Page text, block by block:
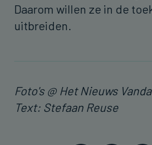
Daarom willen ze in de
uitbreiden.
Foto's @ Het Nieuws
Text: Stefaan Reuse